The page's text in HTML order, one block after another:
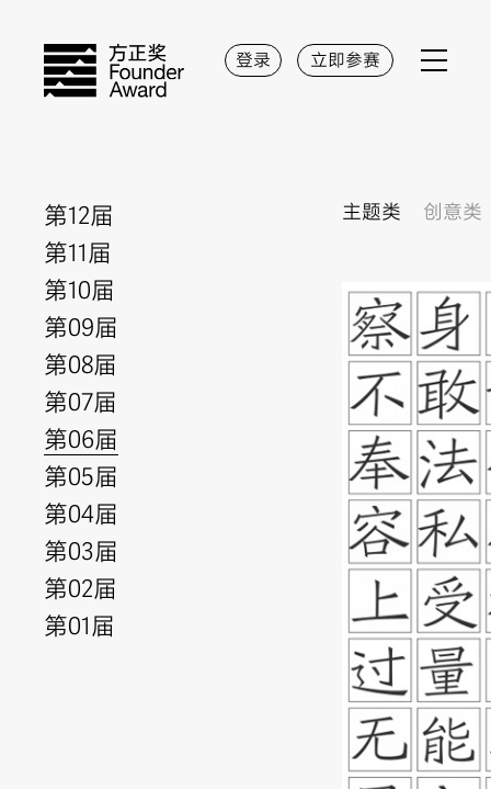
登录 立即参赛
第12届
第11届
第10届
第09届
第08届
第07届
第06届
第05届
第04届
第03届
第02届
第01届
主题类 创意类